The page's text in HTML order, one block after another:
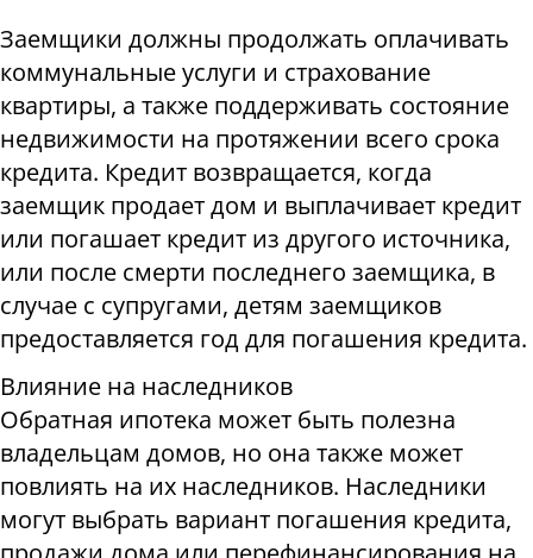
Заемщики должны продолжать оплачивать
коммунальные услуги и страхование
квартиры, а также поддерживать состояние
недвижимости на протяжении всего срока
кредита. Кредит возвращается, когда
заемщик продает дом и выплачивает кредит
или погашает кредит из другого источника,
или после смерти последнего заемщика, в
случае с супругами, детям заемщиков
предоставляется год для погашения кредита.
Влияние на наследников
Обратная ипотека может быть полезна
владельцам домов, но она также может
повлиять на их наследников. Наследники
могут выбрать вариант погашения кредита,